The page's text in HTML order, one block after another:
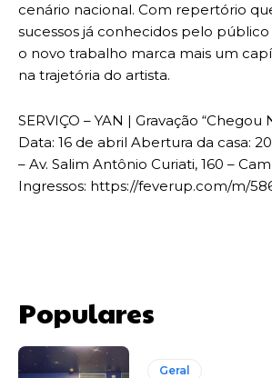
cenário nacional. Com repertório
sucessos já conhecidos pelo público
o novo trabalho marca mais um
na trajetória do artista.
SERVIÇO – YAN | Gravação
Data: 16 de abril Abertura da casa:
– Av. Salim Antônio Curiati, 160 –
Ingressos: https://feverup.com/m/
Populares
Geral